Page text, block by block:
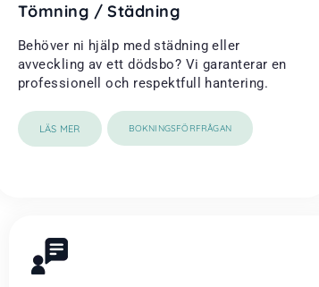
Tömning / Städning
Behöver ni hjälp med städning eller
avveckling av ett dödsbo? Vi garanterar en
professionell och respektfull hantering.
LÄS MER BOKNINGSFÖRFRÅGAN